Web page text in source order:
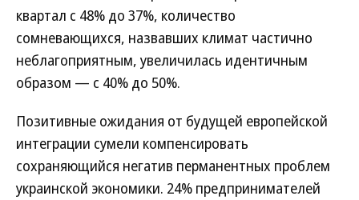
квартал с 48% до 37%, количество
сомневающихся, назвавших климат частично
неблагоприятным, увеличилась идентичным
образом — с 40% до 50%.
Позитивные ожидания от будущей европейской
интеграции сумели компенсировать
сохраняющийся негатив перманентных проблем
украинской экономики. 24% предпринимателей